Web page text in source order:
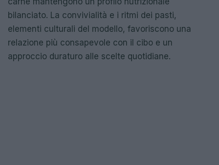
bilanciato. La convivialità e i ritmi dei pasti,
elementi culturali del modello, favoriscono una
relazione più consapevole con il cibo e un
approccio duraturo alle scelte quotidiane.